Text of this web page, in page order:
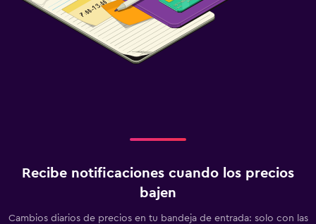
Recibe notificaciones cuando los precios
bajen
Cambios diarios de precios en tu bandeja de entrada: solo con las